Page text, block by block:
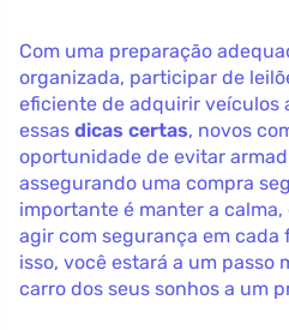
Com uma preparação
organizada, participar de
eficiente de adquirir veículos
essas dicas certas, novos
oportunidade de evitar
assegurando uma compra
importante é manter a
agir com segurança em cada
isso, você estará a um passo
carro dos seus sonhos a um